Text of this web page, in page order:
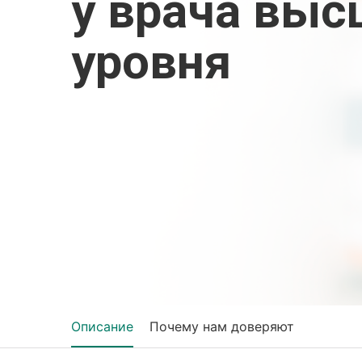
уровня
Описание Почему нам доверяют